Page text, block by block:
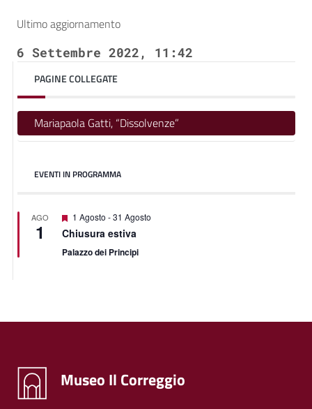
Ultimo aggiornamento
6 Settembre 2022, 11:42
PAGINE COLLEGATE
Mariapaola Gatti, “Dissolvenze”
EVENTI IN PROGRAMMA
AGO
1
Segnalati
1 Agosto -31 Agosto
Chiusura estiva
Palazzo dei Principi
Museo Il Correggio